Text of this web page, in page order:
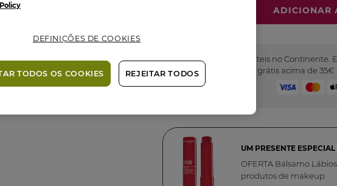
Entrega em 1-2 dias úteis no Continente.
úteis nas Ilhas. Portes grátis acima de 35€
Pagamento Seguro
UM PRESENTE ESPECIAL
OFERTA Bálsamo
produtos de makeup
DEFINIÇÕES DE COOKIES
REJEITAR TODOS
TODOS OS COOKIES